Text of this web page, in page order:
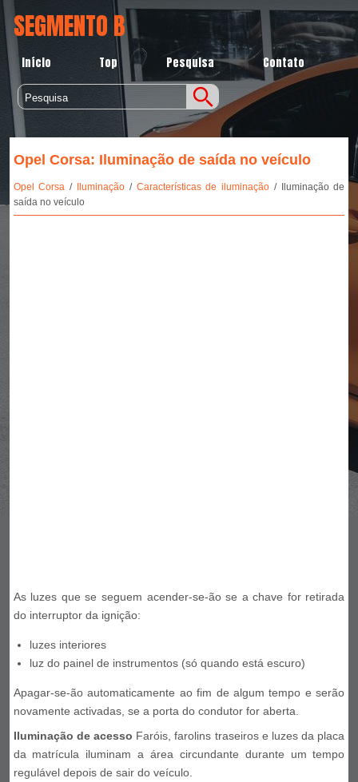
SEGMENTO B
Início Top Pesquisa Contato
Opel Corsa: Iluminação de saída no veículo
Opel Corsa / Iluminação/ Características de iluminação / Iluminação de
saída no veículo
As luzes que se seguem acender-se-ão se a chave for retirada
do interruptor da ignição:
luzes interiores
luz do painel de instrumentos (só quando está escuro)
Apagar-se-ão automaticamente ao fim de algum tempo e serão
novamente activadas, se a porta do condutor for aberta.
Iluminação de acesso Faróis, farolins traseiros e luzes da placa
da matrícula iluminam a área circundante durante um tempo
regulável depois de sair do veículo.